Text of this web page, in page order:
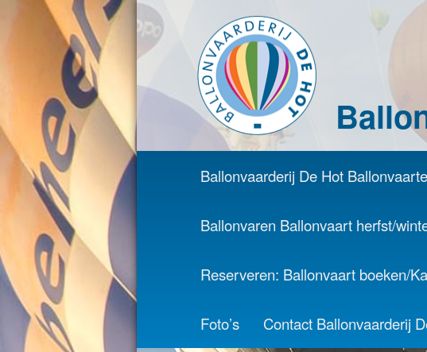
Spring naar de primaire inhoud
Spring naar de secundaire inhoud
Ballonvaarderij De Hot
Ballonvaren Ballonvaart herfst/
Reserveren: Ballonvaart boeken/
Foto’s Contact Ballonvaarderij